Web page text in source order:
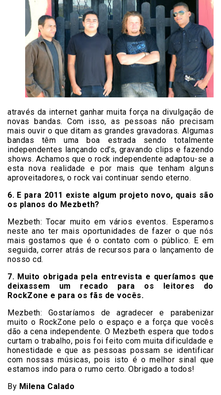
através da internet ganhar muita força na divulgação de
novas bandas. Com isso, as pessoas não precisam
mais ouvir o que ditam as grandes gravadoras. Algumas
bandas têm uma boa estrada sendo totalmente
independentes lançando cd’s, gravando clips e fazendo
shows. Achamos que o rock independente adaptou-se a
esta nova realidade e por mais que tenham alguns
aproveitadores, o rock vai continuar sendo eterno.
6. E para 2011 existe algum projeto novo, quais são
os planos do Mezbeth?
Mezbeth:Tocar muito em vários eventos. Esperamos
neste ano ter mais oportunidades de fazer o que nós
mais gostamos que é o contato com o público. E em
seguida, correr atrás de recursos para o lançamento de
nosso cd.
7. Muito obrigada pela entrevista e queríamos que
deixassem um recado para os leitores do
RockZone e para os fãs de vocês.
Mezbeth: Gostaríamos de agradecer e parabenizar
muito o RockZone pelo o espaço e a força que vocês
dão a cena independente. O Mezbeth espera que todos
curtam o trabalho, pois foi feito com muita dificuldade e
honestidade e que as pessoas possam se identificar
com nossas músicas, pois isto é o melhor sinal que
estamos indo para o rumo certo. Obrigado a todos!
By Milena Calado